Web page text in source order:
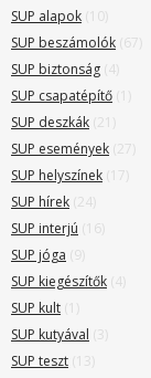
SUP alapok (10)
SUP beszámolók (67)
SUP biztonság (4)
SUP csapatépítő (1)
SUP deszkák (21)
SUP események (27)
SUP helyszínek (17)
SUP hírek (24)
SUP interjú (16)
SUP jóga (9)
SUP kiegészítők (4)
SUP kult (1)
SUP kutyával (3)
SUP teszt (13)